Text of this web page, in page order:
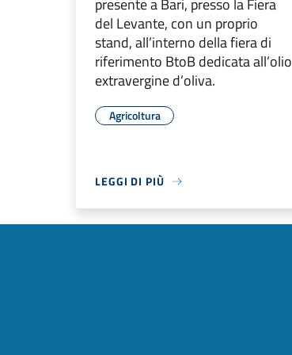
presente a Bari, presso la Fiera
del Levante, con un proprio
stand, all’interno della fiera di
riferimento BtoB dedicata all’olio
extravergine d’oliva.
Agricoltura
LEGGI DI PIÙ